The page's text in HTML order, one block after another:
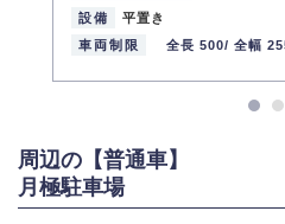
5.個人情報の開示・訂正・削除
お客様ご本人から自己の個人情報開示
ん）。
また、個人情報の内容に誤りがあり、
6.個人情報管理の社内教育
弊社社員全員が、個人情報の取り扱い
切に管理するよう社内教育を実施して
設備
平置き
車両制限
全長 500/ 全幅
周辺の【普通車】
月極駐車場